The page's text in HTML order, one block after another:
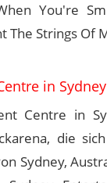
You're
The Strings Of
in Sydney
Centre in
die
Sydney,